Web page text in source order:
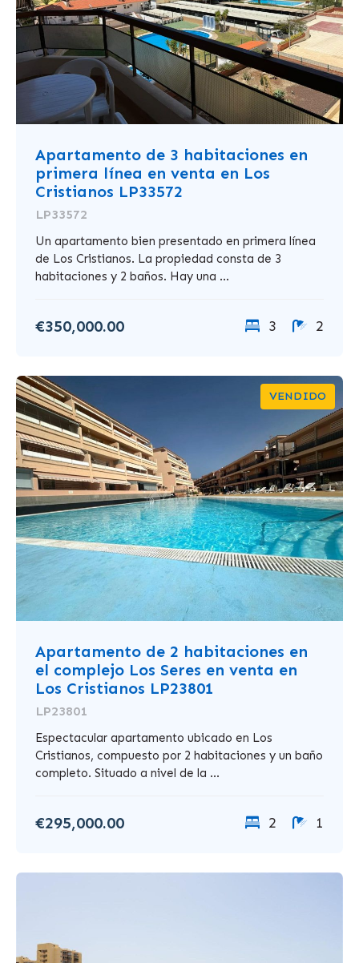
Apartamento de 3 habitaciones en
primera línea en venta en Los
Cristianos LP33572
LP33572
Un apartamento bien presentado en primera línea
de Los Cristianos. La propiedad consta de 3
habitaciones y 2 baños. Hay una ...
€350,000.00 3 2
VENDIDO
Apartamento de 2 habitaciones en
el complejo Los Seres en venta en
Los Cristianos LP23801
LP23801
Espectacular apartamento ubicado en Los
Cristianos, compuesto por 2 habitaciones y un baño
completo. Situado a nivel de la ...
€295,000.00 2 1